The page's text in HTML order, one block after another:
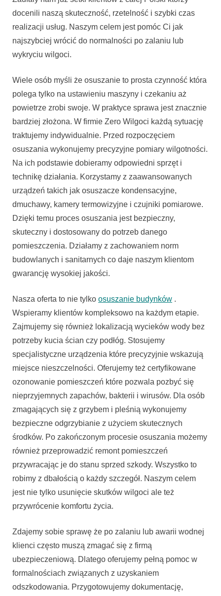
docenili naszą skuteczność, rzetelność i szybki czas
realizacji usług. Naszym celem jest pomóc Ci jak
najszybciej wrócić do normalności po zalaniu lub
wykryciu wilgoci.
Wiele osób myśli że osuszanie to prosta czynność która
polega tylko na ustawieniu maszyny i czekaniu aż
powietrze zrobi swoje. W praktyce sprawa jest znacznie
bardziej złożona. W firmie Zero Wilgoci każdą sytuację
traktujemy indywidualnie. Przed rozpoczęciem
osuszania wykonujemy precyzyjne pomiary wilgotności.
Na ich podstawie dobieramy odpowiedni sprzęt i
technikę działania. Korzystamy z zaawansowanych
urządzeń takich jak osuszacze kondensacyjne,
dmuchawy, kamery termowizyjne i czujniki pomiarowe.
Dzięki temu proces osuszania jest bezpieczny,
skuteczny i dostosowany do potrzeb danego
pomieszczenia. Działamy z zachowaniem norm
budowlanych i sanitarnych co daje naszym klientom
gwarancję wysokiej jakości.
Nasza oferta to nie tylko osuszanie budynków .
Wspieramy klientów kompleksowo na każdym etapie.
Zajmujemy się również lokalizacją wycieków wody bez
potrzeby kucia ścian czy podłóg. Stosujemy
specjalistyczne urządzenia które precyzyjnie wskazują
miejsce nieszczelności. Oferujemy też certyfikowane
ozonowanie pomieszczeń które pozwala pozbyć się
nieprzyjemnych zapachów, bakterii i wirusów. Dla osób
zmagających się z grzybem i pleśnią wykonujemy
bezpieczne odgrzybianie z użyciem skutecznych
środków. Po zakończonym procesie osuszania możemy
również przeprowadzić remont pomieszczeń
przywracając je do stanu sprzed szkody. Wszystko to
robimy z dbałością o każdy szczegół. Naszym celem
jest nie tylko usunięcie skutków wilgoci ale też
przywrócenie komfortu życia.
Zdajemy sobie sprawę że po zalaniu lub awarii wodnej
klienci często muszą zmagać się z firmą
ubezpieczeniową. Dlatego oferujemy pełną pomoc w
formalnościach związanych z uzyskaniem
odszkodowania. Przygotowujemy dokumentację,